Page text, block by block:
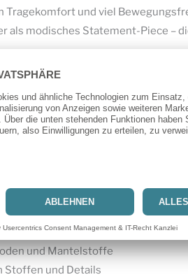
und viel
als modisches Statement-Piece –
hochwertige Stoffe wie
und Verzierungen entsteht ein
Outfits
und Mantelstoffe
Stoffen und Details